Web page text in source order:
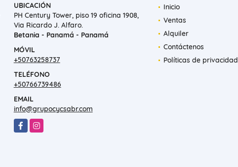
UBICACIÓN
PH Century Tower, piso 19 oficina 1908,
Via Ricardo J. Alfaro.
Betania - Panamá - Panamá
MÓVIL
+50763258737
TELÉFONO
+50766739486
EMAIL
info@grupocycsabr.com
FacebookInstagram
Inicio
Ventas
Alquiler
Contáctenos
Políticas de privacidad